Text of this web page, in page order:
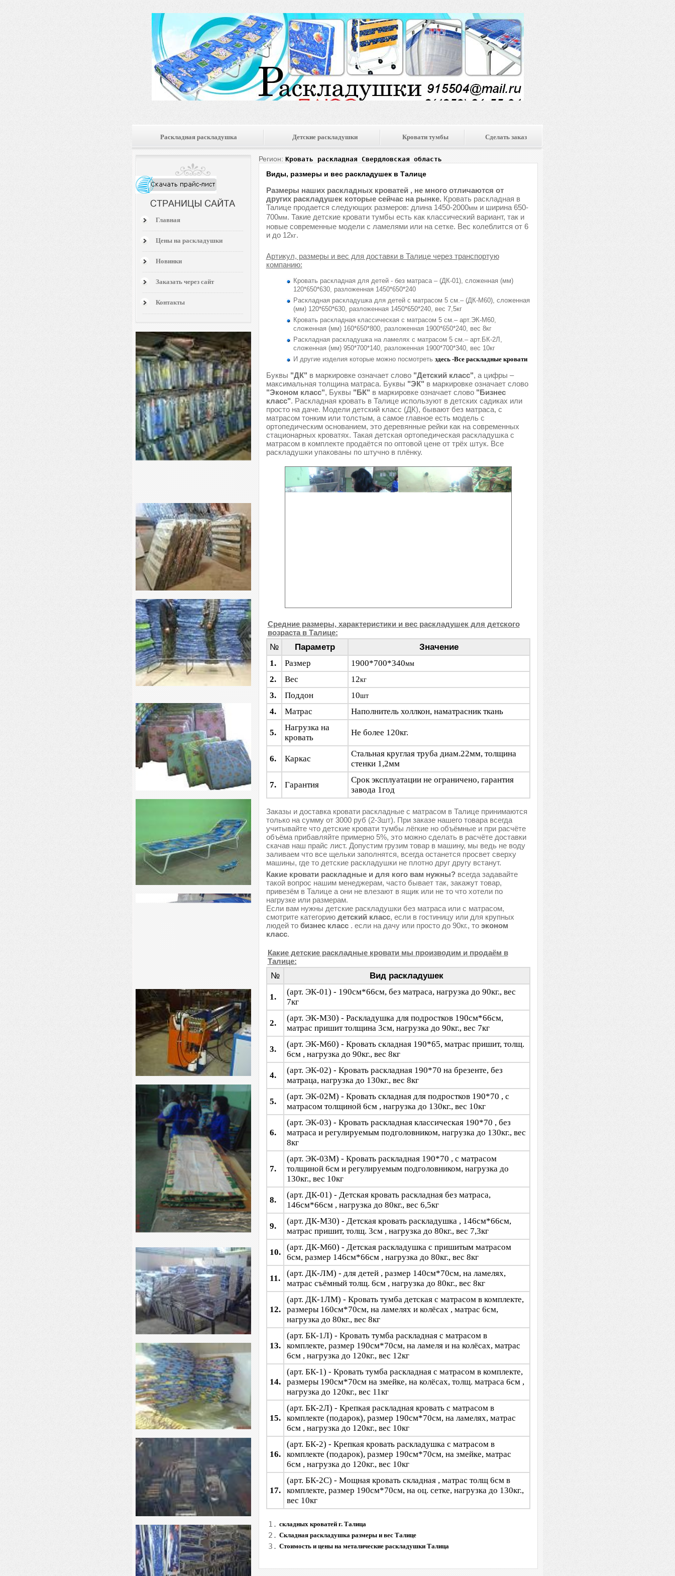
Раскладная раскладушка Детские раскладушки Кровати тумбы Сделать заказ
Главная
Цены на раскладушки
Новинки
Заказать через сайт
Контакты
Регион: Кровать раскладная Свердловская область
Виды, размеры и вес раскладушек в Талице
Размеры наших раскладных кроватей , не много отличаются от
других раскладушек которые сейчас на рынке. Кровать раскладная в
Талице продается следующих размеров: длина 1450-2000мм и ширина 650-
700мм. Такие детские кровати тумбы есть как классический вариант, так и
новые современные модели с ламелями или на сетке. Вес колеблится от 6
и до 12кг.
Артикул, размеры и вес для доставки в Талице через транспортую
компанию:
Кровать раскладная для детей - без матраса – (ДК-01), сложенная (мм)
120*650*630, разложенная 1450*650*240
Раскладная раскладушка для детей с матрасом 5 см.– (ДК-М60), сложенная
(мм) 120*650*630, разложенная 1450*650*240, вес 7,5кг
Кровать раскладная классическая с матрасом 5 см.– арт.ЭК-М60,
сложенная (мм) 160*650*800, разложенная 1900*650*240, вес 8кг
Раскладная раскладушка на ламелях с матрасом 5 см.– арт.БК-2Л,
сложенная (мм) 950*700*140, разложенная 1900*700*340, вес 10кг
И другие изделия которые можно посмотреть здесь -Все раскладные кровати
Буквы "ДК" в маркировке означает слово "Детский класс", а цифры –
максимальная толщина матраса. Буквы "ЭК" в маркировке означает слово
"Эконом класс", Буквы "БК" в маркировке означает слово "Бизнес
класс". Раскладная кровать в Талице используют в детских садиках или
просто на даче. Модели детский класс (ДК), бывают без матраса, с
матрасом тонким или толстым, а самое главное есть модель с
ортопедическим основанием, это деревянные рейки как на современных
стационарных кроватях. Такая детская ортопедическая раскладушка с
матрасом в комплекте продаётся по оптовой цене от трёх штук. Все
раскладушки упакованы по штучно в плёнку.
Средние размеры, характеристики и вес раскладушек для детского
возраста в Талице:
№ Параметр Значение
1. Размер 1900*700*340мм
2. Вес 12кг
3. Поддон 10шт
4. Матрас Наполнитель холлкон, наматрасник ткань
5.
Нагрузка на
кровать
Не более 120кг.
6. Каркас
Стальная круглая труба диам.22мм, толщина
стенки 1,2мм
7. Гарантия
Срок эксплуатации не ограничено, гарантия
завода 1год
Заказы и доставка кровати раскладные с матрасом в Талице принимаются
только на сумму от 3000 руб (2-3шт). При заказе нашего товара всегда
учитывайте что детские кровати тумбы лёгкие но объёмные и при расчёте
объёма прибавляйте примерно 5%, это можно сделать в расчёте доставки
скачав наш прайс лист. Допустим грузим товар в машину, мы ведь не воду
заливаем что все щельки заполнятся, всегда останется просвет сверху
машины, где то детские раскладушки не плотно друг другу встанут.
Какие кровати раскладные и для кого вам нужны?всегда задавайте
такой вопрос нашим менеджерам, часто бывает так, закажут товар,
привезём в Талице а они не влезают в ящик или не то что хотели по
нагрузке или размерам.
Если вам нужны детские раскладушки без матраса или с матрасом,
смотрите категорию детский класс, если в гостиницу или для крупных
людей то бизнес класс . если на дачу или просто до 90кг., то эконом
класс.
Какие детские раскладные кровати мы производим и продаём в
Талице:
№ Вид раскладушек
1.
(арт. ЭК-01) - 190см*66см, без матраса, нагрузка до 90кг., вес
7кг
2.
(арт. ЭК-М30) - Раскладушка для подростков 190см*66см,
матрас пришит толщина 3см, нагрузка до 90кг., вес 7кг
3.
(арт. ЭК-М60) - Кровать складная 190*65, матрас пришит, толщ.
6см , нагрузка до 90кг., вес 8кг
4.
(арт. ЭК-02) - Кровать раскладная 190*70 на брезенте, без
матраца, нагрузка до 130кг., вес 8кг
5.
(арт. ЭК-02М) - Кровать складная для подростков 190*70 , с
матрасом толщиной 6см , нагрузка до 130кг., вес 10кг
6.
(арт. ЭК-03) - Кровать раскладная классическая 190*70 , без
матраса и регулируемым подголовником, нагрузка до 130кг., вес
8кг
7.
(арт. ЭК-03М) - Кровать раскладная 190*70 , с матрасом
толщиной 6см и регулируемым подголовником, нагрузка до
130кг., вес 10кг
8.
(арт. ДК-01) - Детская кровать раскладная без матраса,
146см*66см , нагрузка до 80кг., вес 6,5кг
9.
(арт. ДК-М30) - Детская кровать раскладушка , 146см*66см,
матрас пришит, толщ. 3см , нагрузка до 80кг., вес 7,3кг
10.
(арт. ДК-М60) - Детская раскладушка с пришитым матрасом
6см, размер 146см*66см , нагрузка до 80кг., вес 8кг
11.
(арт. ДК-ЛМ) - для детей , размер 140см*70см, на ламелях,
матрас съёмный толщ. 6см , нагрузка до 80кг., вес 8кг
12.
(арт. ДК-1ЛМ) - Кровать тумба детская с матрасом в комплекте,
размеры 160см*70см, на ламелях и колёсах , матрас 6см,
нагрузка до 80кг., вес 8кг
13.
(арт. БК-1Л) - Кровать тумба раскладная с матрасом в
комплекте, размер 190см*70см, на ламеля и на колёсах, матрас
6см , нагрузка до 120кг., вес 12кг
14.
(арт. БК-1) - Кровать тумба раскладная с матрасом в комплекте,
размеры 190см*70см на змейке, на колёсах, толщ. матраса 6см ,
нагрузка до 120кг., вес 11кг
15.
(арт. БК-2Л) - Крепкая раскладная кровать с матрасом в
комплекте (подарок), размер 190см*70см, на ламелях, матрас
6см , нагрузка до 120кг., вес 10кг
16.
(арт. БК-2) - Крепкая кровать раскладушка с матрасом в
комплекте (подарок), размер 190см*70см, на змейке, матрас
6см , нагрузка до 120кг., вес 10кг
17.
(арт. БК-2С) - Мощная кровать складная , матрас толщ 6см в
комплекте, размер 190см*70см, на оц. сетке, нагрузка до 130кг.,
вес 10кг
1. складных кроватей г. Талица
2. Складная раскладушка размеры и вес Талице
3. Стоимость и цены на металические раскладушки Талица